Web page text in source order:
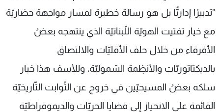
"تدبيرًا إداريًّا بل هو رسالة خطيرة لمسار مواجهة حضاريّة
مع خيار تفتيت الهويّة اللّبنانيّة الذي ينتهجه بعضُ
الأفرقاء من خلال حلف الأقليّات والالتصاق
بالديكتاتوريّات والأنظِمة الشموليّة، وللأسف هذا خيار
سلكه بعضُ المسيحيّين في خروج عن الثّوابت التّاريخيّة
القائمة على الانحياز إلى قضايا الحريّات والديموقراطيّة